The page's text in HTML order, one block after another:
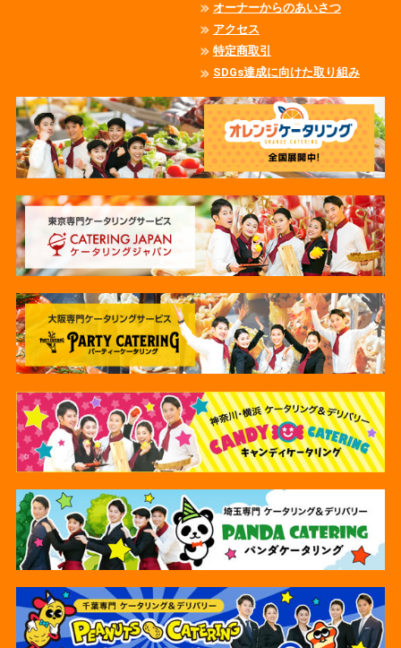
オーナーからのあいさつ
アクセス
特定商取引
SDGs達成に向けた取り組み